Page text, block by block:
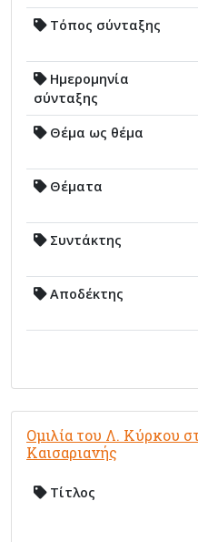
Τόπος σύνταξης
Ημερομηνία
σύνταξης
Θέμα ως θέμα
Θέματα
Συντάκτης
Αποδέκτης
Ομιλία του Λ. Κύρκου
Καισαριανής
Τίτλος